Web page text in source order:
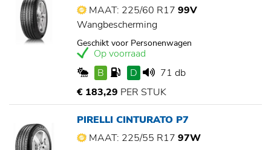
MAAT: 225/60 R17 99V
Wangbescherming
Geschikt voor Personenwagen
Op voorraad
B
D
71 db
€ 183,29 PER STUK
PIRELLI CINTURATO P7
MAAT: 225/55 R17 97W